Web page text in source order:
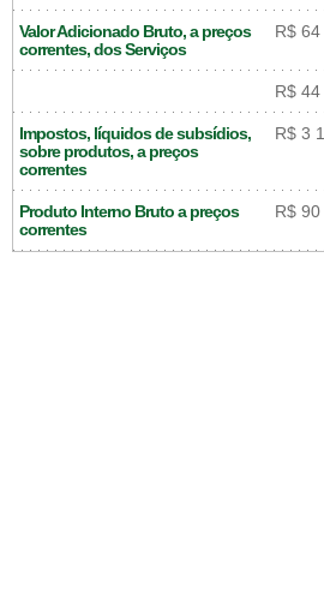
Valor Adicionado Bruto, a preços
correntes, dos Serviços
R$
R$
Impostos, líquidos de subsídios,
sobre produtos, a preços
correntes
R$ 3
Produto Interno Bruto a preços
correntes
R$